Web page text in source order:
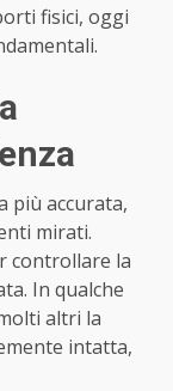
fisici, oggi
più accurata,
mirati.
controllare la
In qualche
altri la
intatta,